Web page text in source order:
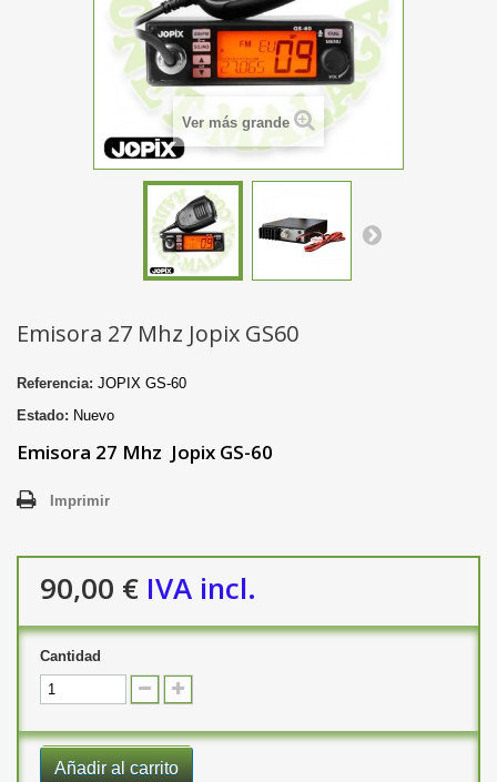
Ver más grande
Emisora 27 Mhz Jopix GS60
Referencia: JOPIX GS-60
Estado: Nuevo
Emisora 27 Mhz Jopix GS-60
Imprimir
90,00 € IVA incl.
Cantidad
Añadir al carrito